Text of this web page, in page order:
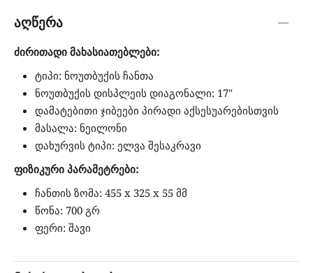
აღწერა
ძირითადი მახასიათებლები:
ტიპი: ნოუთბუქის ჩანთა
ნოუთბუქის დისპლეის დიაგონალი: 17"
დამატებითი ჯიბეები პირადი აქსესუარებისთვის
მასალა: ნეილონი
დახურვის ტიპი: ელვა შესაკრავი
ფიზიკური პარამეტრები:
ჩანთის ზომა: 455 х 325 х 55 მმ
წონა: 700 გრ
ფერი: შავი